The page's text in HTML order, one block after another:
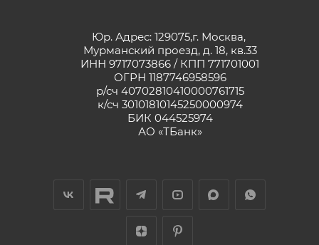
Юр. Адрес: 129075,г. Москва,
Мурманский проезд, д. 18, кв.33
ИНН 9717073866 / КПП 771701001
ОГРН 1187746958596
р/сч 40702810410000761715
к/сч 30101810145250000974
БИК 044525974
АО «ТБанк»